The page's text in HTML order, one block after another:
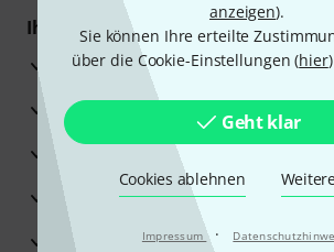
anzeigen).
Sie können Ihre erteilte
über die Cookie-Einstellungen (hier
Geht klar
Cookies ablehnen
Impressum ·
Ihre Vorteile
3 Jahre Thomann Garantie
30 Tage Money-Back-Garantie
Reparaturservice
Beratung durch Fachexperten
Zufriedenheitsgarantie